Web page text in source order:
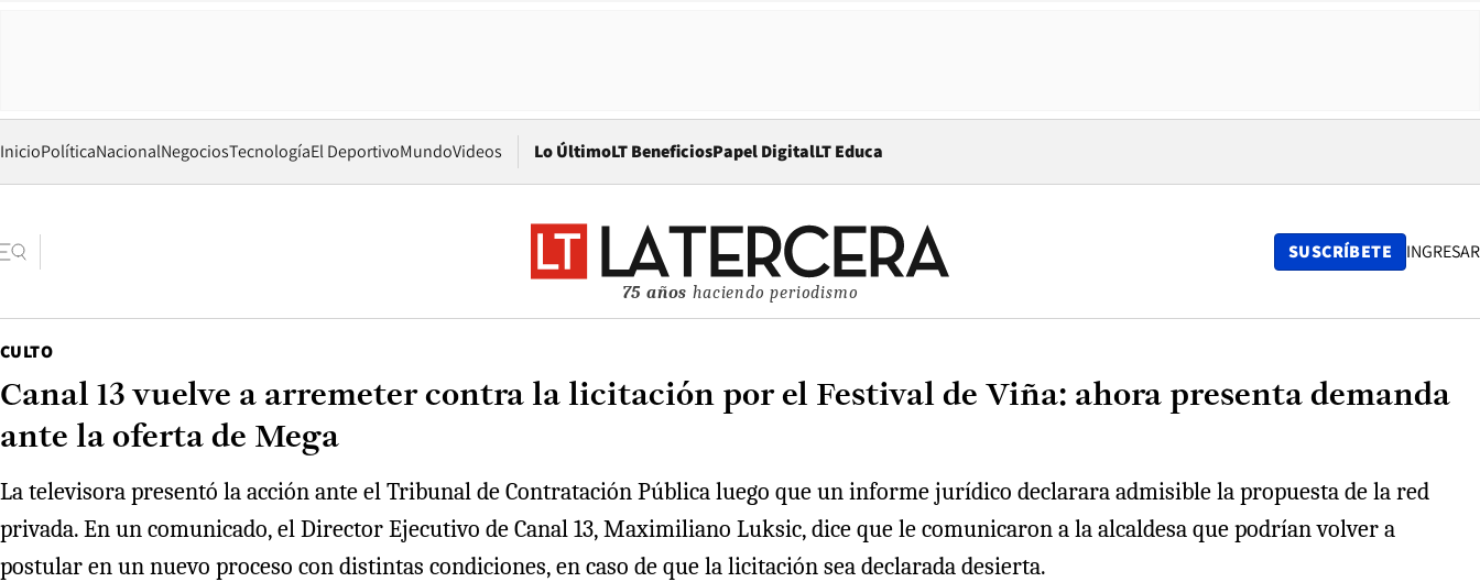
InicioPolíticaNacionalNegociosTecnologíaEl DeportivoMundoVideos Lo ÚltimoLT BeneficiosPapel DigitalOpens in new window
LT Educa
75 años haciendo periodismo
SUSCRÍBETE INGRESAR
CULTO
Canal 13 vuelve a arremeter contra la licitación por el Festival de Viña: ahora presenta demanda
ante la oferta de Mega
La televisora presentó la acción ante el Tribunal de Contratación Pública luego que un informe jurídico declarara admisible la propuesta de la red
privada. En un comunicado, el Director Ejecutivo de Canal 13, Maximiliano Luksic, dice que le comunicaron a la alcaldesa que podrían volver a
postular en un nuevo proceso con distintas condiciones, en caso de que la licitación sea declarada desierta.